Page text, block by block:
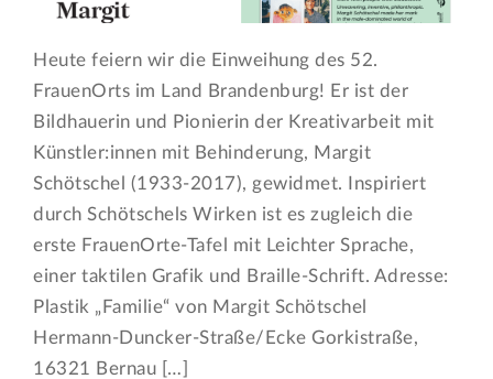
Heute feiern wir die Einweihung des 52.
FrauenOrts im Land Brandenburg! Er ist der
Bildhauerin und Pionierin der Kreativarbeit mit
Künstler:innen mit Behinderung, Margit
Schötschel (1933-2017), gewidmet. Inspiriert
durch Schötschels Wirken ist es zugleich die
erste FrauenOrte-Tafel mit Leichter Sprache,
einer taktilen Grafik und Braille-Schrift. Adresse:
Plastik „Familie“ von Margit Schötschel
Hermann-Duncker-Straße/Ecke Gorkistraße,
16321 Bernau […]